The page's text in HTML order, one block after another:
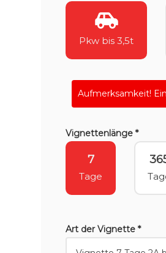
Pkw bis 3,5t
Aufmerksamkeit!
Vignettenlänge *
7
Tage
Art der Vignette *